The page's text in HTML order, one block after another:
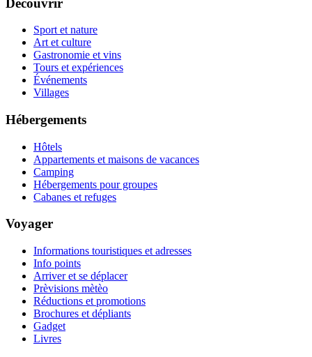
Sport et nature
Art et culture
Gastronomie et vins
Tours et expériences
Événements
Villages
Hébergements
Hôtels
Appartements et maisons de vacances
Camping
Hébergements pour groupes
Cabanes et refuges
Voyager
Informations touristiques et adresses
Info points
Arriver et se déplacer
Prèvisions mètèo
Réductions et promotions
Brochures et dépliants
Gadget
Livres